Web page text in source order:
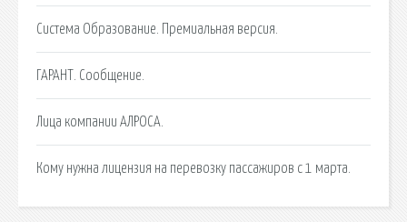
Система Образование. Премиальная версия.
ГАРАНТ. Сообщение.
Лица компании АЛРОСА.
Кому нужна лицензия на перевозку пассажиров с 1 марта.